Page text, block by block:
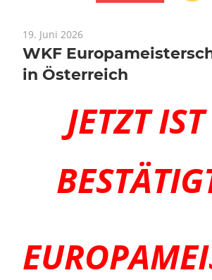
19. Juni 2026
WKF
in Österreich
JETZT